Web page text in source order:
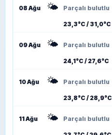
08 Ağu 🌤️ Parçalı bulutlu
23,3°C / 31,0°C
09 Ağu 🌤️ Parçalı bulutlu
24,1°C / 27,6°C
10 Ağu 🌤️ Parçalı bulutlu
23,8°C / 28,9°C
11 Ağu 🌤️ Parçalı bulutlu